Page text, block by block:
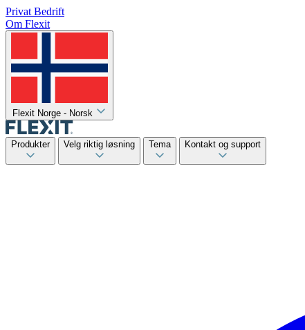
Privat Bedrift
Om Flexit
Flexit Norge - Norsk
Produkter Velg riktig løsning Tema Kontakt og support